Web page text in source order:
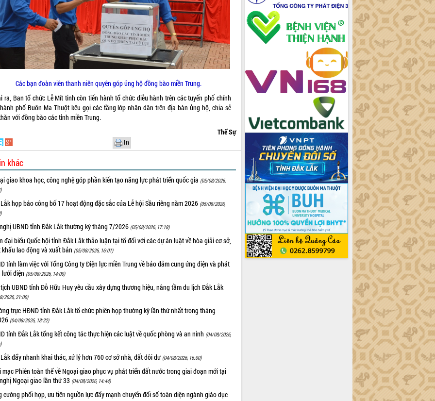
Các bạn đoàn viên thanh niên quyên góp ủng hộ đồng bào miền Trung.
ra, Ban tổ chức Lễ Mít tinh còn tiến hành tổ chức diễu hành trên các tuyến phố chính
phố Buôn Ma Thuột kêu gọi các tầng lớp nhân dân trên địa bàn ủng hộ, chia sẻ
với đồng bào các tỉnh miền Trung.
Thế Sự
In
khác
giao khoa học, công nghệ góp phần kiến tạo năng lực phát triển quốc gia (05/08/2026,
họp báo công bố 17 hoạt động đặc sắc của Lễ hội Sầu riêng năm 2026 (05/08/2026,
UBND tỉnh Đắk Lắk thường kỳ tháng 7/2026 (05/08/2026, 17:18)
đại biểu Quốc hội tỉnh Đắk Lắk thảo luận tại tổ đối với các dự án luật về hòa giải cơ sở,
khẩu lao động và xuất bản (05/08/2026, 16:01)
tỉnh làm việc với Tổng Công ty Điện lực miền Trung về bảo đảm cung ứng điện và phát
lưới điện (05/08/2026, 14:00)
UBND tỉnh Đỗ Hữu Huy yêu cầu xây dựng thương hiệu, nâng tầm du lịch Đắk Lắk
2026, 21:00)
trực HĐND tỉnh Đắk Lắk tổ chức phiên họp thường kỳ lần thứ nhất trong tháng
(04/08/2026, 18:22)
tỉnh Đắk Lắk tổng kết công tác thực hiện các luật về quốc phòng và an ninh (04/08/2026,
đẩy nhanh khai thác, xử lý hơn 760 cơ sở nhà, đất dôi dư (04/08/2026, 16:00)
mạc Phiên toàn thể về Ngoại giao phục vụ phát triển đất nước trong giai đoạn mới tại
Ngoại giao lần thứ 33 (04/08/2026, 14:44)
cường phối hợp, ưu tiên nguồn lực đẩy mạnh chuyển đổi số toàn diện ngành giáo dục